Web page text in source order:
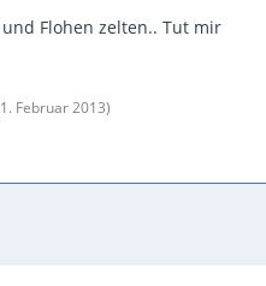
Flohen zelten.. Tut mir
1. Februar 2013)